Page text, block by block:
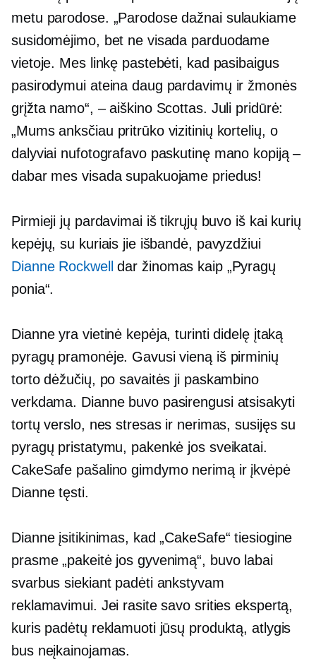
metu parodose. „Parodose dažnai sulaukiame
susidomėjimo, bet ne visada parduodame
vietoje. Mes linkę pastebėti, kad pasibaigus
pasirodymui ateina daug pardavimų ir žmonės
grįžta namo“, – aiškino Scottas. Juli pridūrė:
„Mums anksčiau pritrūko vizitinių kortelių, o
dalyviai nufotografavo paskutinę mano kopiją –
dabar mes visada supakuojame priedus!
Pirmieji jų pardavimai iš tikrųjų buvo iš kai kurių
kepėjų, su kuriais jie išbandė, pavyzdžiui
Dianne Rockwell dar žinomas kaip „Pyragų
ponia“.
Dianne yra vietinė kepėja, turinti didelę įtaką
pyragų pramonėje. Gavusi vieną iš pirminių
torto dėžučių, po savaitės ji paskambino
verkdama. Dianne buvo pasirengusi atsisakyti
tortų verslo, nes stresas ir nerimas, susijęs su
pyragų pristatymu, pakenkė jos sveikatai.
CakeSafe pašalino gimdymo nerimą ir įkvėpė
Dianne tęsti.
Dianne įsitikinimas, kad „CakeSafe“ tiesiogine
prasme „pakeitė jos gyvenimą“, buvo labai
svarbus siekiant padėti ankstyvam
reklamavimui. Jei rasite savo srities ekspertą,
kuris padėtų reklamuoti jūsų produktą, atlygis
bus neįkainojamas.